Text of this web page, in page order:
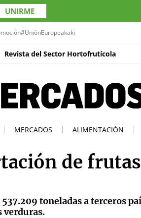
UNIRME
#UniónEuropeakaki
Revista del Sector Hortofrutícola
MERCADOS ALIMENTACIÓN
de
toneladas a terceros
verduras.